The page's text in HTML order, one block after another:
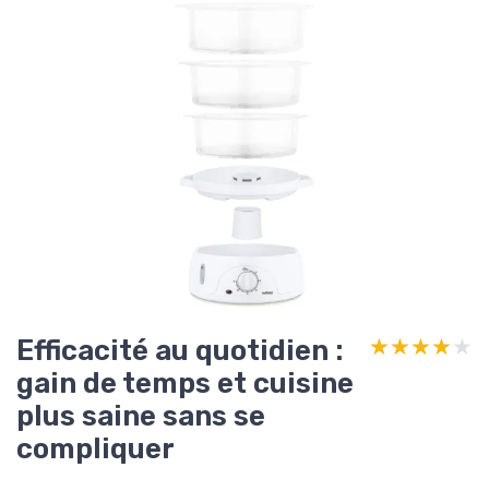
Efficacité au quotidien :
gain de temps et cuisine
plus saine sans se
compliquer
★★★★★
★★★★★